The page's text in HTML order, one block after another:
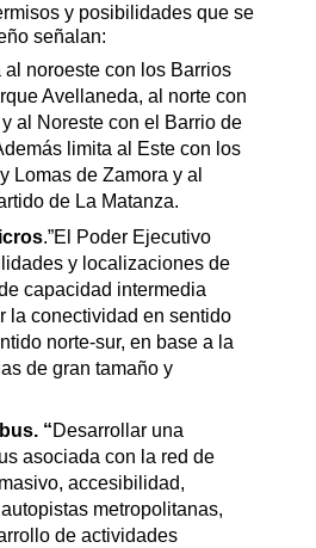
y posibilidades que se
señalan:
al noroeste con los Barrios
Avellaneda, al norte con
al Noreste con el Barrio de
limita al Este con los
Lomas de Zamora y al
de La Matanza.
.”El Poder Ejecutivo
y localizaciones de
capacidad intermedia
la conectividad en sentido
norte-sur, en base a la
de gran tamaño y
“Desarrollar una
asociada con la red de
accesibilidad,
metropolitanas,
de actividades